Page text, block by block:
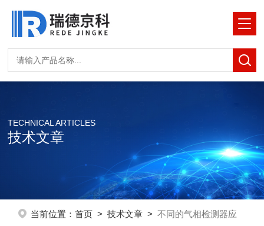
TECHNICAL ARTICLES
技术文章
当前位置： 首页> 技术文章> 不同的气相检测器应